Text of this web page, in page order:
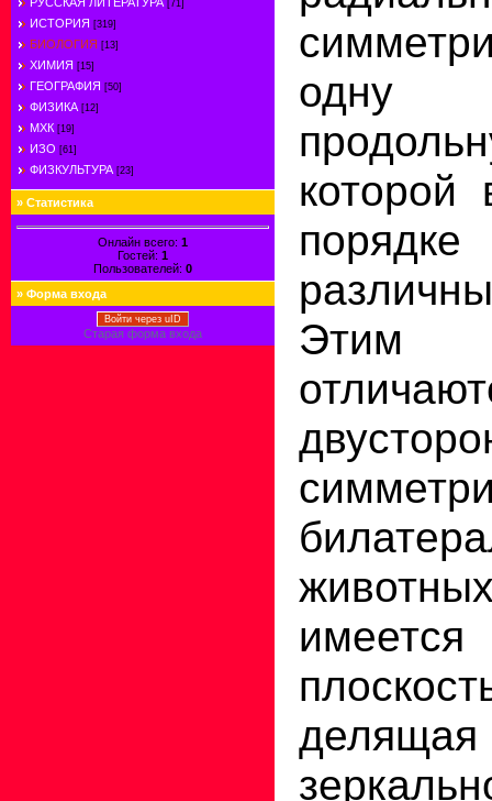
[71]
ИСТОРИЯ [319]
БИОЛОГИЯ [13]
ХИМИЯ [15]
ГЕОГРАФИЯ [50]
ФИЗИКА [12]
МХК [19]
ИЗО [61]
ФИЗКУЛЬТУРА [23]
» Статистика
Онлайн всего: 1
Гостей: 1
Пользователей: 0
» Форма входа
Войти через uID
Старая форма входа
одну
которой
Этим